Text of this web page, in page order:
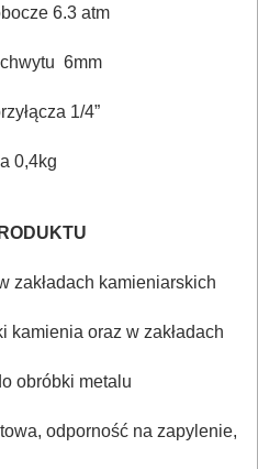
6.3 atm
6mm
1/4”
0,4kg
zakładach kamieniarskich
kamienia oraz w zakładach
obróbki metalu
odporność na zapylenie,